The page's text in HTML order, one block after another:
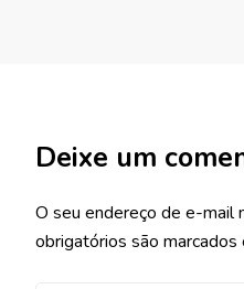
Deixe um
O seu endereço de e-mail
obrigatórios são marcados